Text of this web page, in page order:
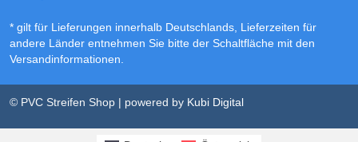
* gilt für Lieferungen innerhalb Deutschlands, Lieferzeiten für
andere Länder entnehmen Sie bitte der Schaltfläche mit den
Versandinformationen
© PVC Streifen Shop | powered by Kubi Digital